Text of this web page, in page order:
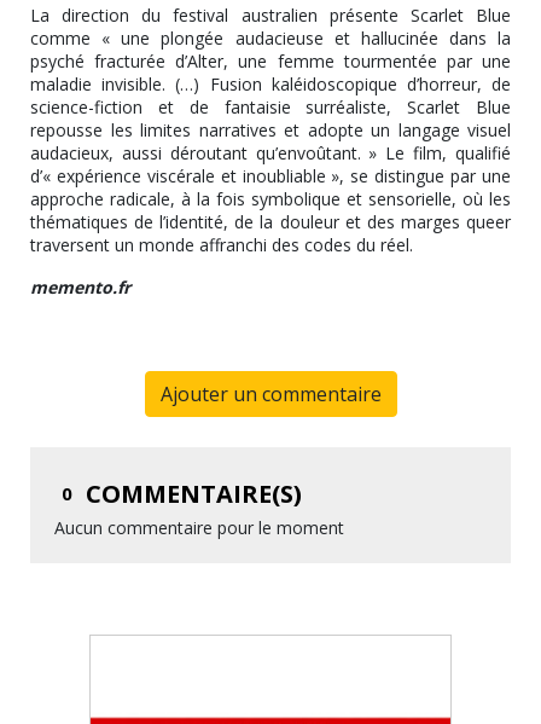
La direction du festival australien présente Scarlet Blue
comme « une plongée audacieuse et hallucinée dans la
psyché fracturée d’Alter, une femme tourmentée par une
maladie invisible. (…) Fusion kaléidoscopique d’horreur, de
science-fiction et de fantaisie surréaliste, Scarlet Blue
repousse les limites narratives et adopte un langage visuel
audacieux, aussi déroutant qu’envoûtant. » Le film, qualifié
d’« expérience viscérale et inoubliable », se distingue par une
approche radicale, à la fois symbolique et sensorielle, où les
thématiques de l’identité, de la douleur et des marges queer
traversent un monde affranchi des codes du réel.
memento.fr
Ajouter un commentaire
0 COMMENTAIRE(S)
Aucun commentaire pour le moment